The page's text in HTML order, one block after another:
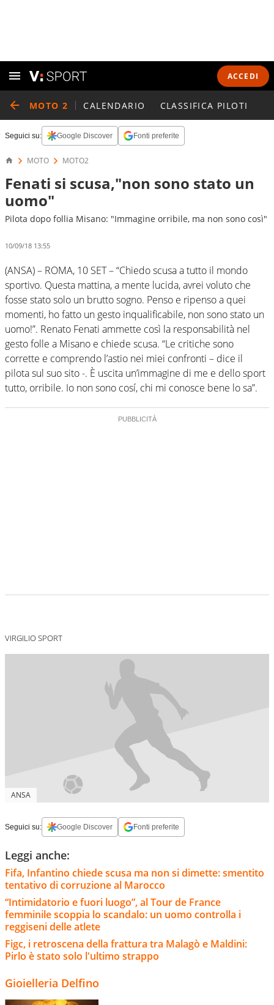
ACCEDI
MOTO 2 CALENDARIO CLASSIFICA PILOTI
Seguici su: Google Discover Fonti preferite
MOTO MOTO2
Fenati si scusa,"non sono stato un
uomo"
Pilota dopo follia Misano: "Immagine orribile, ma non sono così"
10/09/18 13:55
(ANSA) – ROMA, 10 SET – “Chiedo scusa a tutto il mondo
sportivo. Questa mattina, a mente lucida, avrei voluto che
fosse stato solo un brutto sogno. Penso e ripenso a quei
momenti, ho fatto un gesto inqualificabile, non sono stato un
uomo!”. Renato Fenati ammette così la responsabilità nel
gesto folle a Misano e chiede scusa. “Le critiche sono
corrette e comprendo l’astio nei miei confronti – dice il
pilota sul suo sito -. È uscita un’immagine di me e dello sport
tutto, orribile. Io non sono cosí, chi mi conosce bene lo sa”.
VIRGILIO SPORT
ANSA
Seguici su: Google Discover Fonti preferite
Leggi anche:
Fifa, Infantino chiede scusa ma non si dimette: smentito
tentativo di corruzione al Marocco
“Intimidatorio e fuori luogo”, al Tour de France
femminile scoppia lo scandalo: un uomo controlla i
reggiseni delle atlete
Figc, i retroscena della frattura tra Malagò e Maldini:
Pirlo è stato solo l'ultimo strappo
Gioielleria Delfino